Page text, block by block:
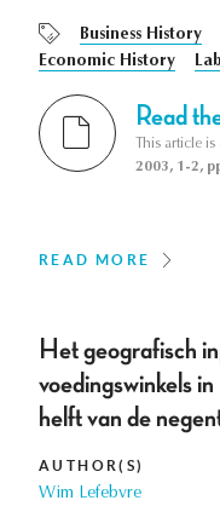
Business History
Economic History
Read
This article
2003, 1-2,
READ MORE
Het geografisch
voedingswinkels
helft van de
AUTHOR(S)
Wim Lefebvre